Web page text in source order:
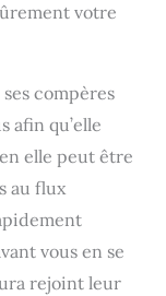
votre
compères
afin qu’elle
elle peut être
au flux
vous en se
rejoint leur